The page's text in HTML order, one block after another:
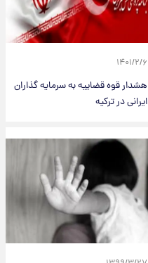
۱۴۰۱/۲/۶
هشدار قوه قضاییه به سرمایه گذاران
ایرانی در ترکیه